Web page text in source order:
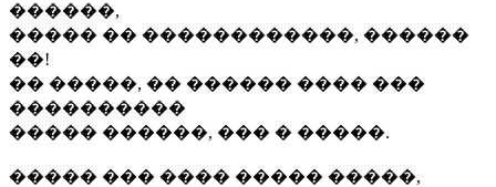
������,
����� �� ������������, ������
��!
�� �����, �� ������ ���� ���
����������
����� ������, ��� � �����.
����� ��� ���� ����� �����,